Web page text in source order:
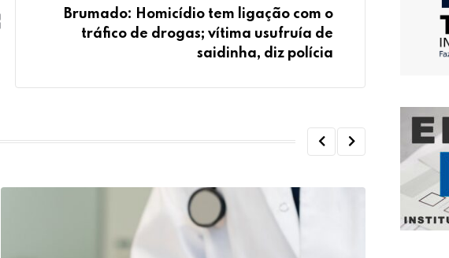
Brumado: Homicídio tem ligação com o
tráfico de drogas; vítima usufruía de
saidinha, diz polícia